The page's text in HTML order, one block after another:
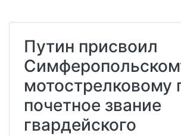
Путин присвоил
мотострелковому
почетное звание
гвардейского